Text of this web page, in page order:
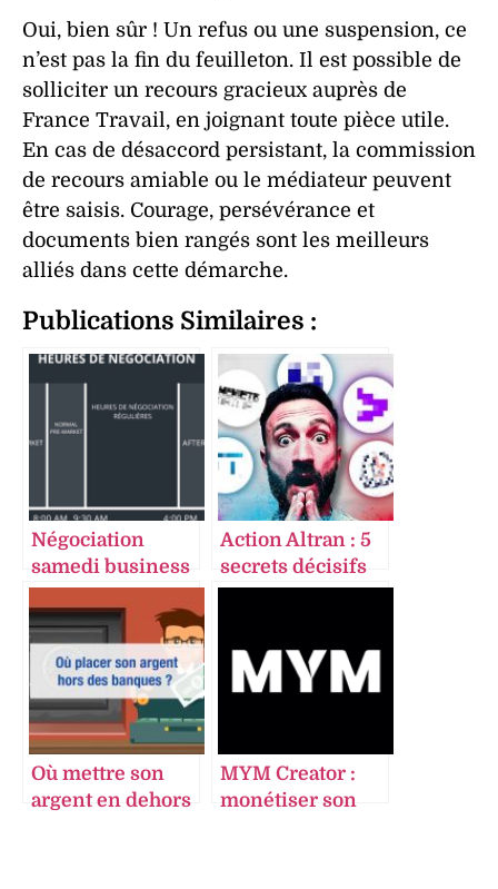
Oui, bien sûr ! Un refus ou une suspension, ce
n’est pas la fin du feuilleton. Il est possible de
solliciter un recours gracieux auprès de
France Travail, en joignant toute pièce utile.
En cas de désaccord persistant, la commission
de recours amiable ou le médiateur peuvent
être saisis. Courage, persévérance et
documents bien rangés sont les meilleurs
alliés dans cette démarche.
Publications Similaires :
Négociation
samedi business
bourse heures
prolongées et
fonctionnement
des marchés
financiers
Action Altran : 5
secrets décisifs
pour doubler vos
Où mettre son
argent en dehors
MYM Creator :
monétiser son